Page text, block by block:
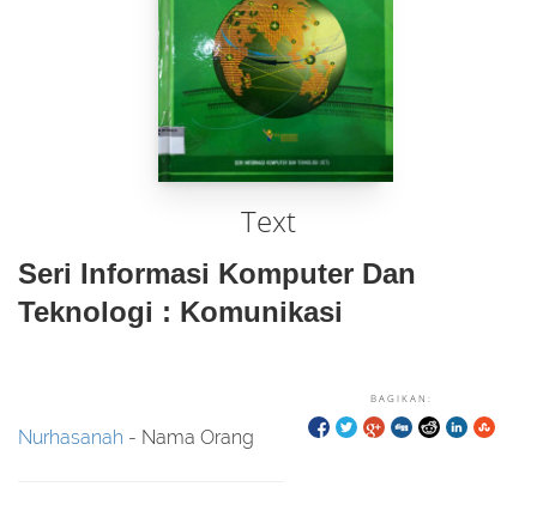
Text
Seri Informasi Komputer Dan
Teknologi : Komunikasi
BAGIKAN:
Nurhasanah - Nama Orang